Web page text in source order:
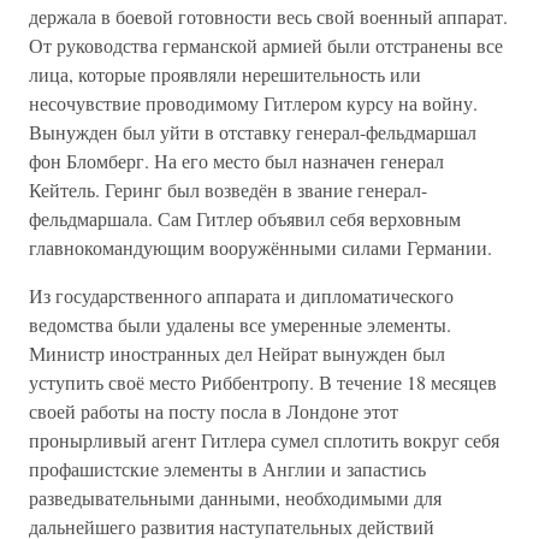
держала в боевой готовности весь свой военный аппарат.
От руководства германской армией были отстранены все
лица, которые проявляли нерешительность или
несочувствие проводимому Гитлером курсу на войну.
Вынужден был уйти в отставку генерал-фельдмаршал
фон Бломберг. На его место был назначен генерал
Кейтель. Геринг был возведён в звание генерал-
фельдмаршала. Сам Гитлер объявил себя верховным
главнокомандующим вооружёнными силами Германии.
Из государственного аппарата и дипломатического
ведомства были удалены все умеренные элементы.
Министр иностранных дел Нейрат вынужден был
уступить своё место Риббентропу. В течение 18 месяцев
своей работы на посту посла в Лондоне этот
пронырливый агент Гитлера сумел сплотить вокруг себя
профашистские элементы в Англии и запастись
разведывательными данными, необходимыми для
дальнейшего развития наступательных действий